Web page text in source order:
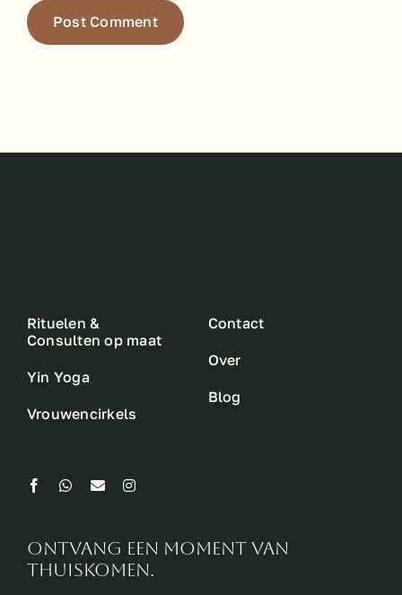
Rituelen &
Consulten op maat
Yin Yoga
Vrouwencirkels
Contact
Over
Blog
ontvang een moment van
thuiskomen.